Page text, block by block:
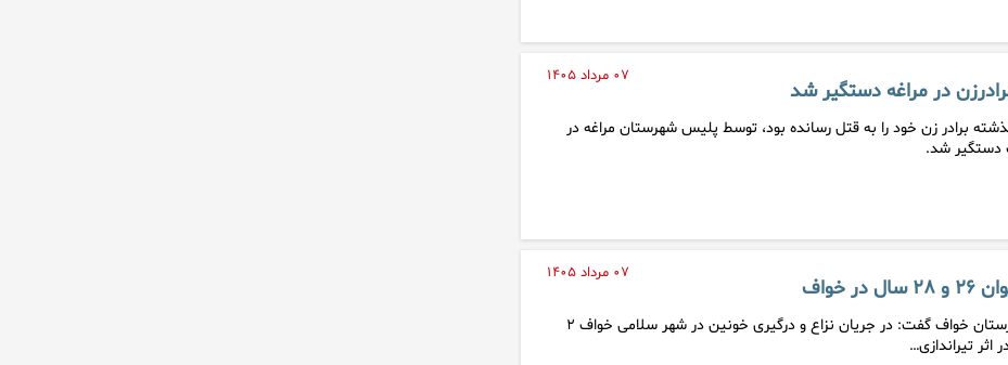
۰۷ مرداد ۱۴۰۵
در مراغه دستگیر شد
برادر زن خود را به قتل رسانده بود، توسط پلیس شهرستان مراغه در
شد.
۰۷ مرداد ۱۴۰۵
فرمانده انتظامی شهرستان خواف گفت: در جریان نزاع و درگیری خونین در شهر سلامی خواف ۲